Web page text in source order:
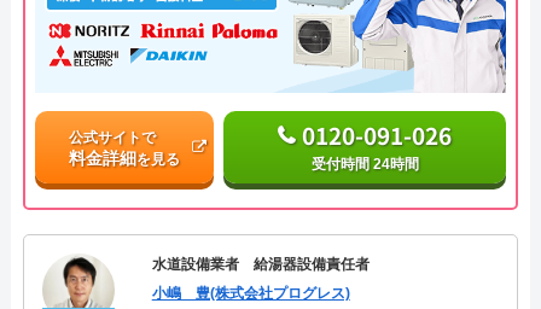
公式サイトで
料金詳細を見る
0120-091-026
受付時間 24時間
水道設備業者 給湯器設備責任者
小嶋 豊(株式会社プログレス)